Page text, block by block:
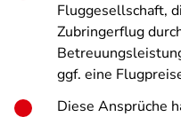
Fluggesellschaft,
Zubringerflug
ggf. eine
Diese Ansprüche